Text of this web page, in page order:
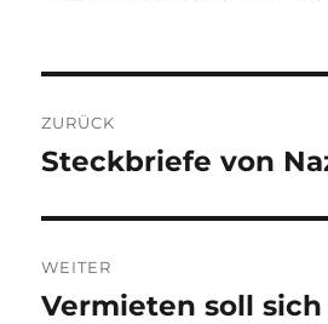
ZURÜCK
Vorheriger
Steckbriefe von
WEITER
Nächster
Vermieten soll